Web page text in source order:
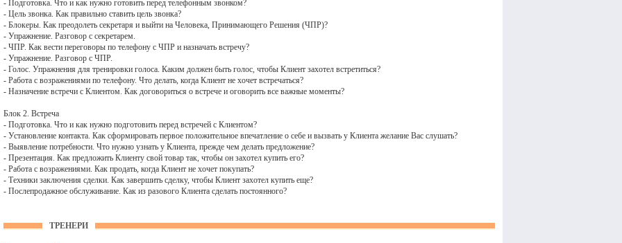
- Подготовка. Что и как нужно готовить перед телефонным звонком?
- Цель звонка. Как правильно ставить цель звонка?
- Блокеры. Как преодолеть секретаря и выйти на Человека, Принимающего Решения (ЧПР)?
- Упражнение. Разговор с секретарем.
- ЧПР. Как вести переговоры по телефону с ЧПР и назначать встречу?
- Упражнение. Разговор с ЧПР.
- Голос. Упражнения для тренировки голоса. Каким должен быть голос, чтобы Клиент захотел встретиться?
- Работа с возражениями по телефону. Что делать, когда Клиент не хочет встречаться?
- Назначение встречи с Клиентом. Как договориться о встрече и оговорить все важные моменты?
Блок 2. Встреча
- Подготовка. Что и как нужно подготовить перед встречей с Клиентом?
- Установление контакта. Как сформировать первое положительное впечатление о себе и вызвать у Клиента желание Вас слушать?
- Выявление потребности. Что нужно узнать у Клиента, прежде чем делать предложение?
- Презентация. Как предложить Клиенту свой товар так, чтобы он захотел купить его?
- Работа с возражениями. Как продать, когда Клиент не хочет покупать?
- Техники заключения сделки. Как завершить сделку, чтобы Клиент захотел купить еще?
- Послепродажное обслуживание. Как из разового Клиента сделать постоянного?
ТРЕНЕРИ